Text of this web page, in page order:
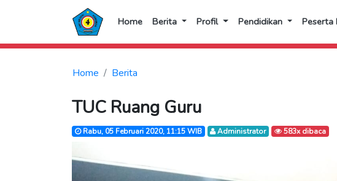
Home Berita Profil Pendidikan Peserta
Home Berita
TUC Ruang Guru
Rabu, 05 Februari 2020, 11:15 WIB Administrator 583x dibaca